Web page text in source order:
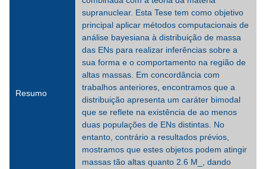
Resumo
supranuclear. Esta Tese tem como objetivo
principal aplicar métodos computacionais de
análise bayesiana à distribuição de massa
das ENs para realizar inferências sobre a
sua forma e o comportamento na região de
altas massas. Em concordância com
trabalhos anteriores, encontramos que a
distribuição apresenta um caráter bimodal
que se reflete na existência de ao menos
duas populações de ENs distintas. No
entanto, contrário a resultados prévios,
mostramos que estes objetos podem atingir
massas tão altas quanto 2.6 M_, dando